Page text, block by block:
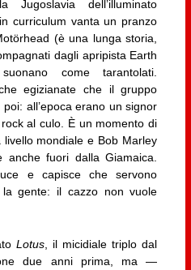
dell’illuminato
curriculum vanta un pranzo
(è una lunga storia,
dagli apripista Earth
come tarantolati.
egizianate che il gruppo
all’epoca erano un signor
al culo. È un momento di
mondiale e Bob Marley
fuori dalla Giamaica.
e capisce che servono
gente: il cazzo non vuole
Lotus , il micidiale triplo dal
due anni prima, ma —